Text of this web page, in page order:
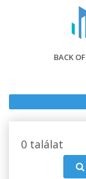
BACK
0 találat